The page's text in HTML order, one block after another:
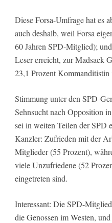
Diese Forsa-Umfrage hat es
auch deshalb, weil Forsa
60 Jahren SPD-Mitglied);
Leser erreicht, zur Madsack
23,1 Prozent Kommanditistin
Stimmung unter den SPD-
Sehnsucht nach Opposition
sei in weiten Teilen der SPD
Kanzler: Zufrieden mit der
Mitglieder (55 Prozent),
viele Unzufriedene (52
eingetreten sind.
Interessant: Die SPD-
die Genossen im Westen,